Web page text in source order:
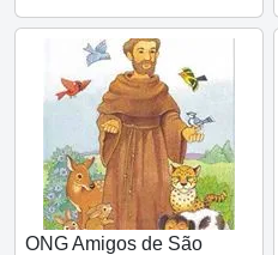
ONG Amigos de São